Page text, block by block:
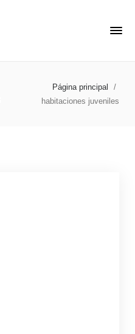
Página principal
/
habitaciones juveniles